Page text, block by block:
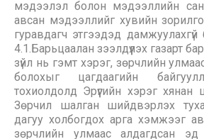
мэдээлэл болон мэдээллийн
авсан мэдээллийг хувийн
гуравдагч этгээдэд
4.1.Барьцаалан зээлдүүлэх газарт
зүйл нь гэмт хэрэг, зөрчлийн
болохыг цагдаагийн
тохиолдолд Эрүүгийн хэрэг хянан
Зөрчил шалган шийдвэрлэх
дагуу холбогдох арга хэмжээг
зөрчлийн улмаас алдагдсан эд